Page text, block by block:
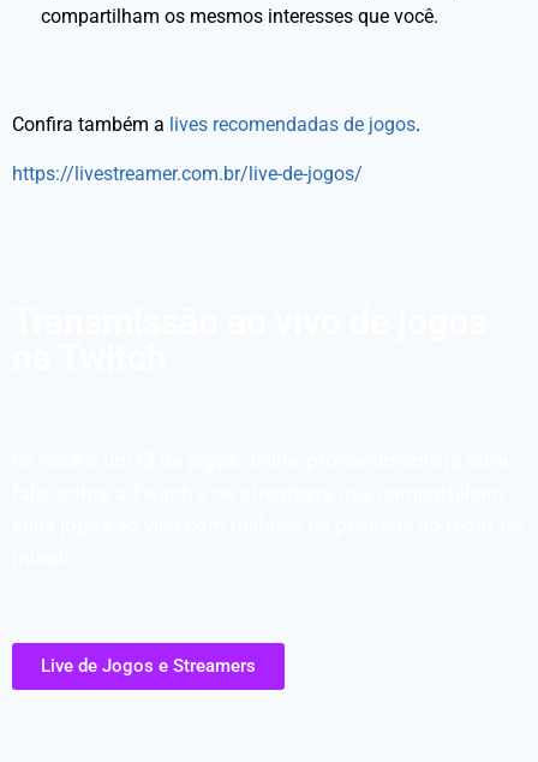
compartilham os mesmos interesses que você.
Confira também a lives recomendadas de jogos.
https://livestreamer.com.br/live-de-jogos/
Live de Jogos e Streamers